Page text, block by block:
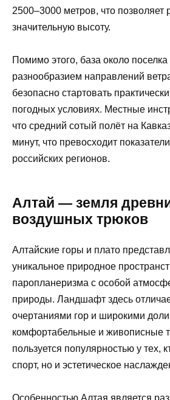
2500–3000 метров, что позволяет
значительную высоту.
Помимо этого, база около
разнообразием направлений
безопасно стартовать
погодных условиях. Местные
что средний сотый полёт на
минут, что превосходит
российских регионов.
Алтай — земля
воздушных трюков
Алтайские горы и плато
уникальное природное
паропланеризма с особой
природы. Ландшафт здесь
очертаниями гор и широкими
комфортабельные и живописные
пользуется популярностью у тех,
спорт, но и эстетическое
Особенностью Алтая является